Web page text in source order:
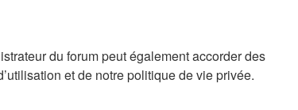
du forum peut également accorder des
et de notre politique de vie privée.